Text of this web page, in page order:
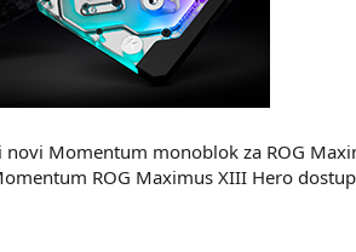
novi Momentum monoblok za ROG
ROG Maximus XIII Hero